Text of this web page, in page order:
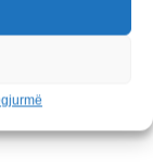
gjurmë